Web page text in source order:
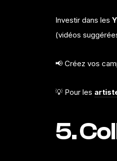
Investir dans les
(vidéos
📢 Créez vos
💡 Pour les
5.